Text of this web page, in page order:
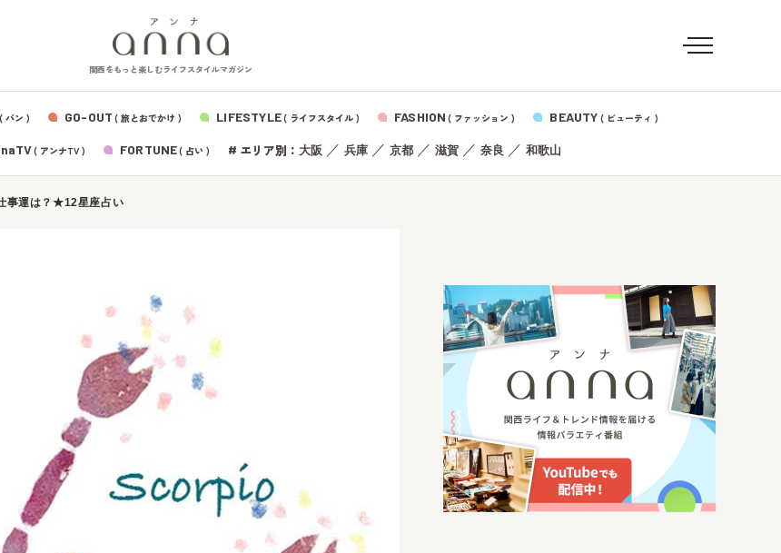
関西をもっと楽しむライフスタイルマガジン
( パン ) GO-OUT ( 旅とおでかけ ) LIFESTYLE( ライフスタイル ) FASHION ( ファッション ) BEAUTY ( ビューティ )
( アンナTV ) FORTUNE( 占い ) # エリア別： 大阪 ／ 兵庫／ 京都／ 滋賀／ 奈良 ／ 和歌山
事運は？★12星座占い